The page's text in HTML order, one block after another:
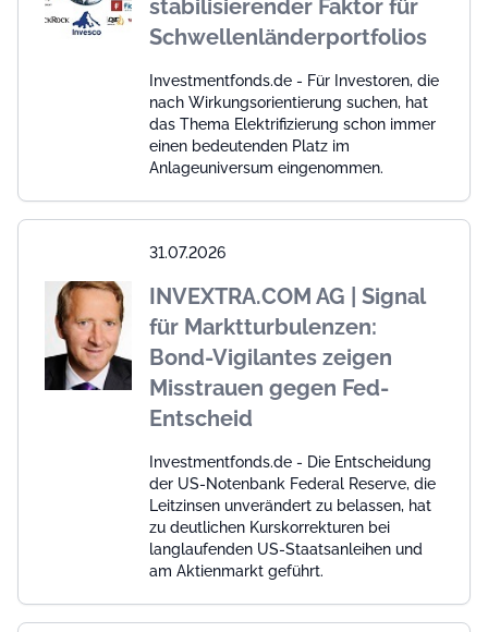
stabilisierender Faktor für
Schwellenländerportfolios
Investmentfonds.de - Für Investoren, die
nach Wirkungsorientierung suchen, hat
das Thema Elektrifizierung schon immer
einen bedeutenden Platz im
Anlageuniversum eingenommen.
31.07.2026
INVEXTRA.COM AG | Signal
für Marktturbulenzen:
Bond-Vigilantes zeigen
Misstrauen gegen Fed-
Entscheid
Investmentfonds.de - Die Entscheidung
der US-Notenbank Federal Reserve, die
Leitzinsen unverändert zu belassen, hat
zu deutlichen Kurskorrekturen bei
langlaufenden US-Staatsanleihen und
am Aktienmarkt geführt.